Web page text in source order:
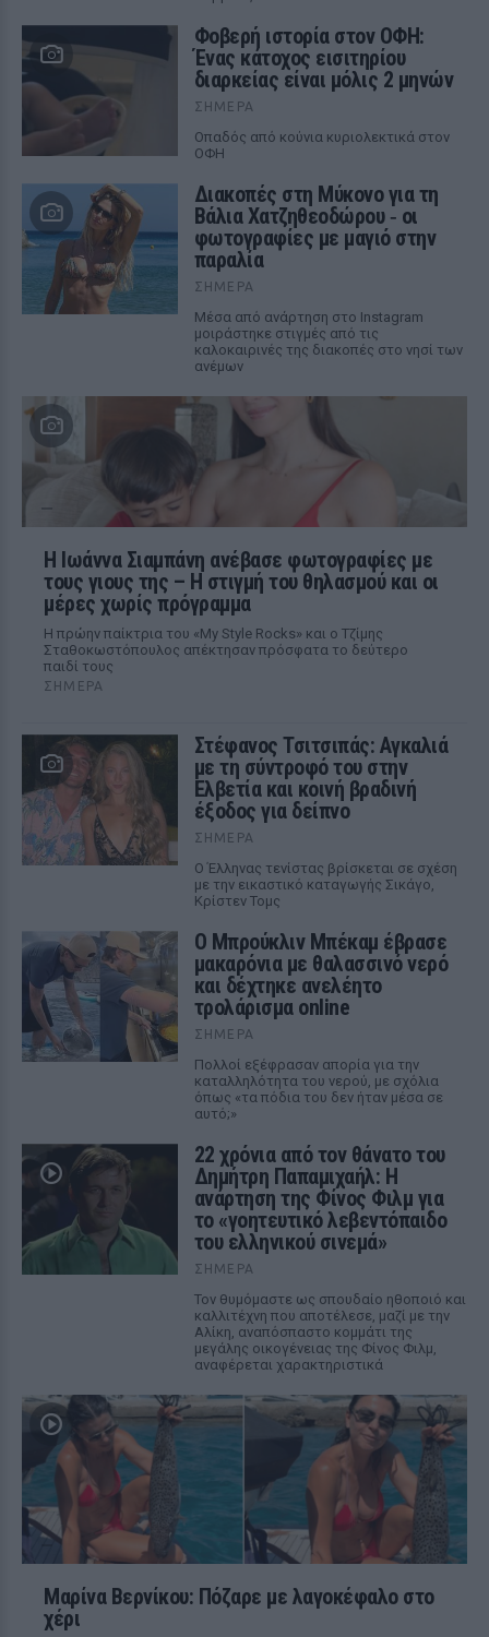
Φοβερή ιστορία στον ΟΦΗ:
Ένας κάτοχος εισιτηρίου
διαρκείας είναι μόλις 2 μηνών
ΣΉΜΕΡΑ
Οπαδός από κούνια κυριολεκτικά στον
ΟΦΗ
Διακοπές στη Μύκονο για τη
Βάλια Χατζηθεοδώρου ‑ οι
φωτογραφίες με μαγιό στην
παραλία
ΣΉΜΕΡΑ
Μέσα από ανάρτηση στο Instagram
μοιράστηκε στιγμές από τις
καλοκαιρινές της διακοπές στο νησί των
ανέμων
H Ιωάννα Σιαμπάνη ανέβασε φωτογραφίες με
τους γιους της – Η στιγμή του θηλασμού και οι
μέρες χωρίς πρόγραμμα
Η πρώην παίκτρια του «My Style Rocks» και ο Τζίμης
Σταθοκωστόπουλος απέκτησαν πρόσφατα το δεύτερο
παιδί τους
ΣΉΜΕΡΑ
Στέφανος Τσιτσιπάς: Αγκαλιά
με τη σύντροφό του στην
Ελβετία και κοινή βραδινή
έξοδος για δείπνο
ΣΉΜΕΡΑ
Ο Έλληνας τενίστας βρίσκεται σε σχέση
με την εικαστικό καταγωγής Σικάγο,
Κρίστεν Τομς
Ο Μπρούκλιν Μπέκαμ έβρασε
μακαρόνια με θαλασσινό νερό
και δέχτηκε ανελέητο
τρολάρισμα online
ΣΉΜΕΡΑ
Πολλοί εξέφρασαν απορία για την
καταλληλότητα του νερού, με σχόλια
όπως «τα πόδια του δεν ήταν μέσα σε
αυτό;»
22 χρόνια από τον θάνατο του
Δημήτρη Παπαμιχαήλ: Η
ανάρτηση της Φίνος Φιλμ για
το «γοητευτικό λεβεντόπαιδο
του ελληνικού σινεμά»
ΣΉΜΕΡΑ
Τον θυμόμαστε ως σπουδαίο ηθοποιό και
καλλιτέχνη που αποτέλεσε, μαζί με την
Αλίκη, αναπόσπαστο κομμάτι της
μεγάλης οικογένειας της Φίνος Φιλμ,
αναφέρεται χαρακτηριστικά
Μαρίνα Βερνίκου: Πόζαρε με λαγοκέφαλο στο
χέρι